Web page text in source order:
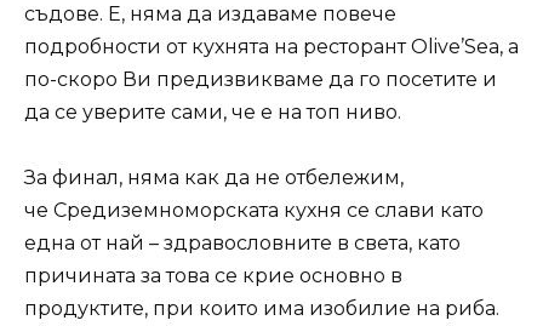
съдове. Е, няма да издаваме повече
подробности от кухнята на ресторант Olive’Sea, а
по-скоро Ви предизвикваме да го посетите и
да се уверите сами, че е на топ ниво.
За финал, няма как да не отбележим,
че Средиземноморската кухня се слави като
една от най – здравословните в света, като
причината за това се крие основно в
продуктите, при които има изобилие на риба.